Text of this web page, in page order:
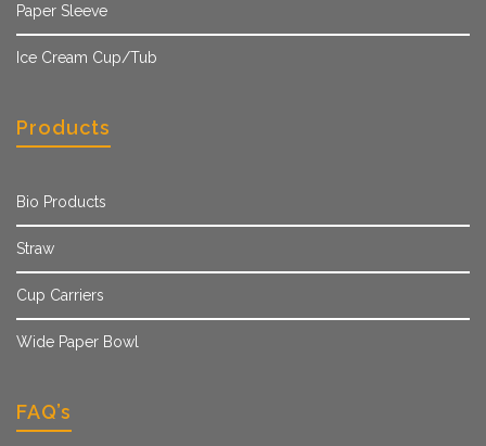
Paper Sleeve
Ice Cream Cup/Tub
Products
Bio Products
Straw
Cup Carriers
Wide Paper Bowl
FAQ’s